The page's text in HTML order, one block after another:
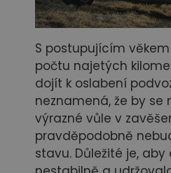
S postupujícím
počtu najetých
dojít k oslabení
neznamená, že by se
výrazné vůle v
pravděpodobně
stavu. Důležité je,